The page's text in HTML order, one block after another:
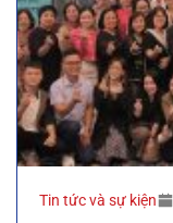
Tin tức và sự kiện